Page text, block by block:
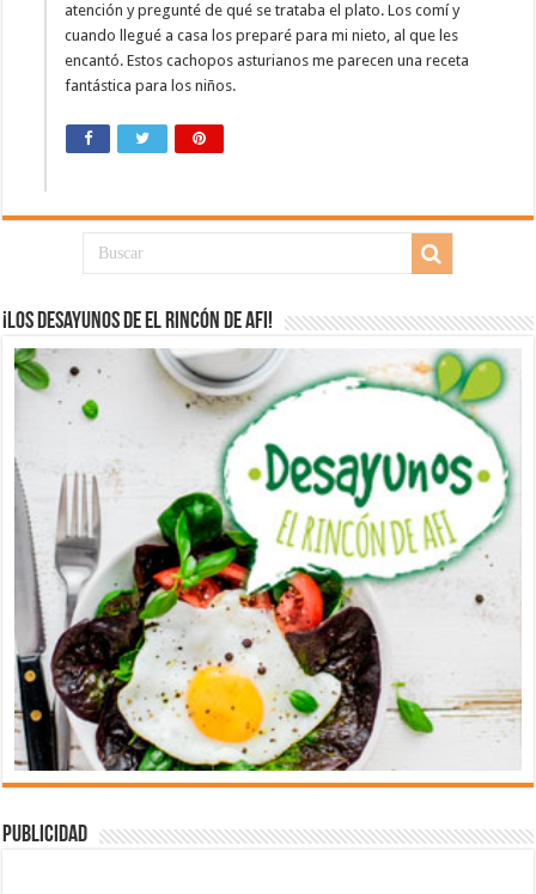
atención y pregunté de qué se trataba el plato. Los comí y
cuando llegué a casa los preparé para mi nieto, al que les
encantó. Estos cachopos asturianos me parecen una receta
fantástica para los niños.
¡Los desayunos de El Rincón de Afi!
Publicidad